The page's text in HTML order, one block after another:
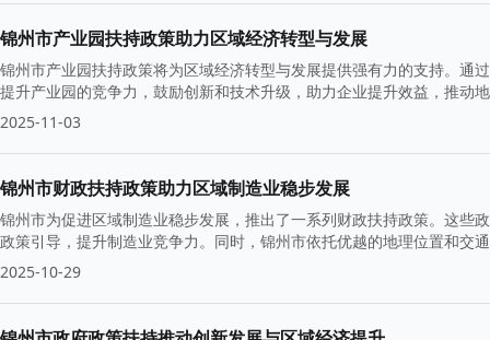
锦州市产业园扶持政策助力区域经济转型与发展
锦州市产业园扶持政策将为区域经济转型与发展提供强有力的支持。通
提升产业园的竞争力，鼓励创新和技术升级，助力企业提升效益，推动
2025-11-03
锦州市财政扶持政策助力区域制造业稳步发展
锦州市为促进区域制造业稳步发展，推出了一系列财政扶持政策。这些
政策引导，提升制造业竞争力。同时，锦州市依托优越的地理位置和交
2025-10-29